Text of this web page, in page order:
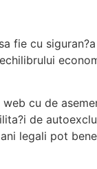
fie cu
cu de
de
legali pot